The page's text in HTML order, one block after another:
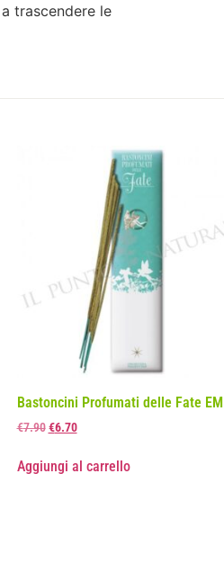
trascendere le
Bastoncini Profumati delle Fate EM
€7.90 €6.70
Aggiungi al carrello